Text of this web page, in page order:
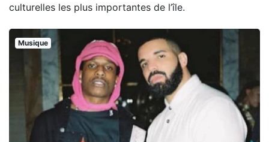
culturelles les plus importantes de l’île.
Musique